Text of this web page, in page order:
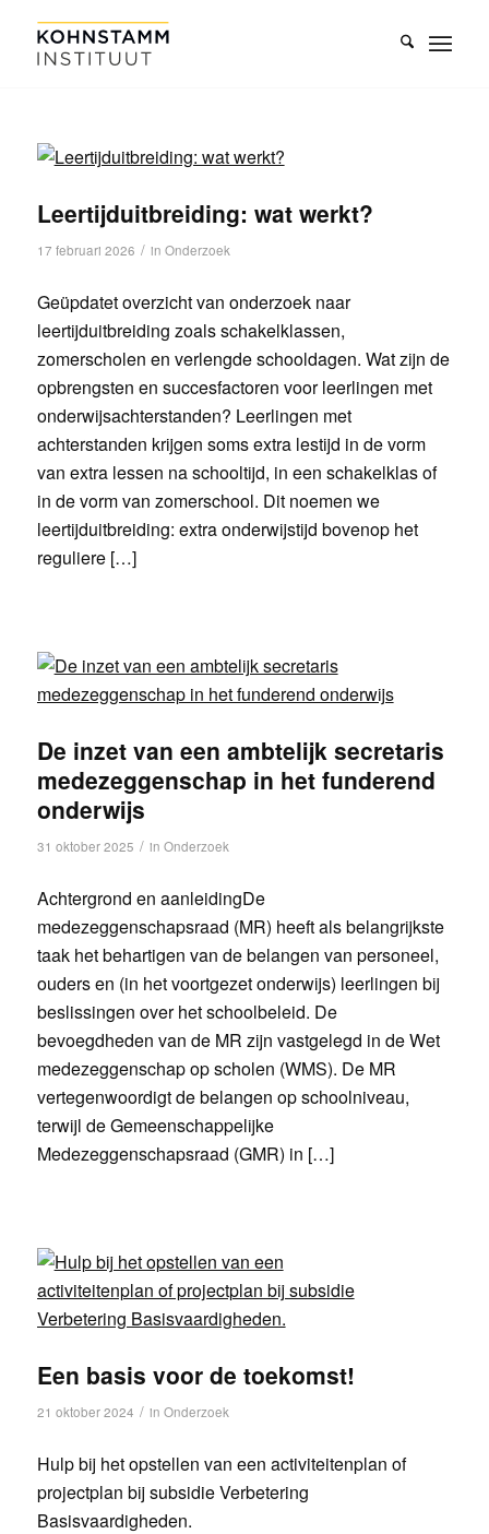
Leertijduitbreiding: wat werkt?
17 februari 2026 / in Onderzoek
Geüpdatet overzicht van onderzoek naar
leertijduitbreiding zoals schakelklassen,
zomerscholen en verlengde schooldagen. Wat zijn de
opbrengsten en succesfactoren voor leerlingen met
onderwijsachterstanden? Leerlingen met
achterstanden krijgen soms extra lestijd in de vorm
van extra lessen na schooltijd, in een schakelklas of
in de vorm van zomerschool. Dit noemen we
leertijduitbreiding: extra onderwijstijd bovenop het
reguliere […]
De inzet van een ambtelijk secretaris
medezeggenschap in het funderend
onderwijs
31 oktober 2025 / in Onderzoek
Achtergrond en aanleidingDe
medezeggenschapsraad (MR) heeft als belangrijkste
taak het behartigen van de belangen van personeel,
ouders en (in het voortgezet onderwijs) leerlingen bij
beslissingen over het schoolbeleid. De
bevoegdheden van de MR zijn vastgelegd in de Wet
medezeggenschap op scholen (WMS). De MR
vertegenwoordigt de belangen op schoolniveau,
terwijl de Gemeenschappelijke
Medezeggenschapsraad (GMR) in […]
Een basis voor de toekomst!
21 oktober 2024 / in Onderzoek
Hulp bij het opstellen van een activiteitenplan of
projectplan bij subsidie Verbetering
Basisvaardigheden.